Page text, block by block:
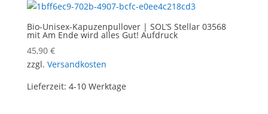
Bio-Unisex-Kapuzenpullover | SOL’S Stellar 03568
mit Am Ende wird alles Gut! Aufdruck
45,90 €
zzgl. Versandkosten
Lieferzeit: 4-10 Werktage